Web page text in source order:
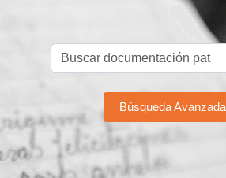
Búsqueda